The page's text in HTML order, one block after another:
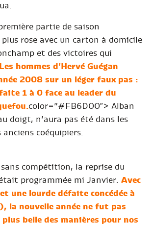
partie de saison
plus rose avec un carton à domicile
et des victoires qui
Les hommes d’Hervé Guégan
2008 sur un léger faux pas :
1 à 0 face au leader du
color=”#FB6D00″> Alban
doigt, n’aura pas été dans les
anciens coéquipiers.
compétition, la reprise du
programmée mi Janvier. Avec
une lourde défaite concédée à
la nouvelle année ne fut pas
plus belle des manières pour nos